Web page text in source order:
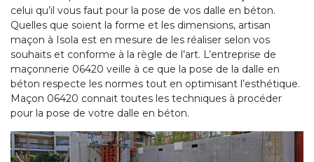
celui qu’il vous faut pour la pose de vos dalle en béton.
Quelles que soient la forme et les dimensions, artisan
maçon à Isola est en mesure de les réaliser selon vos
souhaits et conforme à la règle de l’art. L’entreprise de
maçonnerie 06420 veille à ce que la pose de la dalle en
béton respecte les normes tout en optimisant l’esthétique.
Maçon 06420 connait toutes les techniques à procéder
pour la pose de votre dalle en béton.